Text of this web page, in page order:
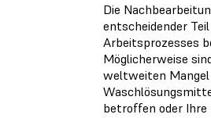
Die
entscheidender Teil
Arbeitsprozesses
Möglicherweise
weltweiten Mangel
betroffen oder